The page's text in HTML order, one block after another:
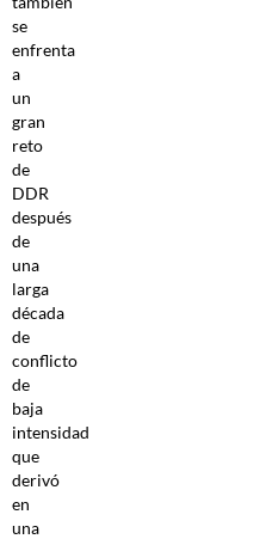
se
enfrenta
a
un
gran
reto
de
DDR
después
de
una
larga
década
de
conflicto
de
baja
intensidad
que
derivó
en
una